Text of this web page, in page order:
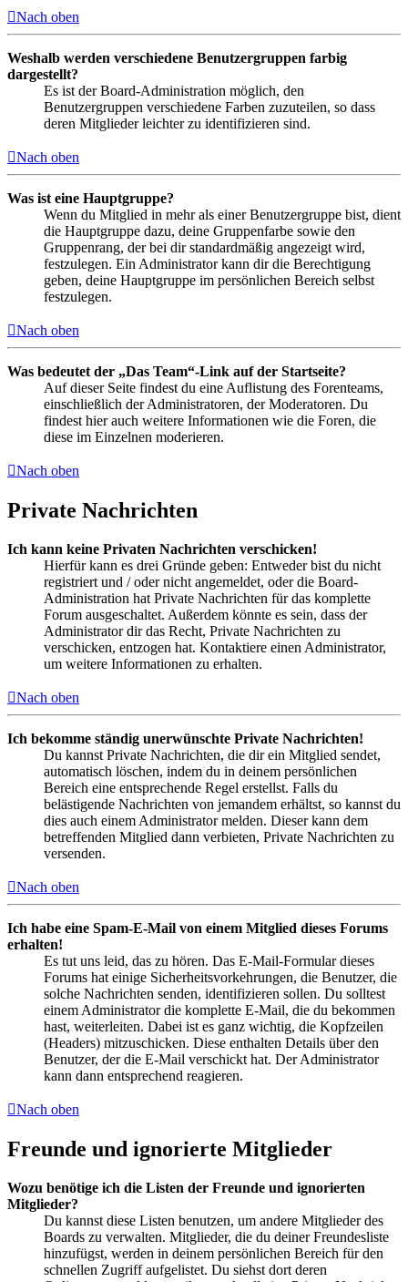
Nach oben
Weshalb werden verschiedene Benutzergruppen farbig
dargestellt?
Es ist der Board-Administration möglich, den
Benutzergruppen verschiedene Farben zuzuteilen, so dass
deren Mitglieder leichter zu identifizieren sind.
Nach oben
Was ist eine Hauptgruppe?
Wenn du Mitglied in mehr als einer Benutzergruppe bist, dient
die Hauptgruppe dazu, deine Gruppenfarbe sowie den
Gruppenrang, der bei dir standardmäßig angezeigt wird,
festzulegen. Ein Administrator kann dir die Berechtigung
geben, deine Hauptgruppe im persönlichen Bereich selbst
festzulegen.
Nach oben
Was bedeutet der „Das Team“-Link auf der Startseite?
Auf dieser Seite findest du eine Auflistung des Forenteams,
einschließlich der Administratoren, der Moderatoren. Du
findest hier auch weitere Informationen wie die Foren, die
diese im Einzelnen moderieren.
Nach oben
Private Nachrichten
Ich kann keine Privaten Nachrichten verschicken!
Hierfür kann es drei Gründe geben: Entweder bist du nicht
registriert und / oder nicht angemeldet, oder die Board-
Administration hat Private Nachrichten für das komplette
Forum ausgeschaltet. Außerdem könnte es sein, dass der
Administrator dir das Recht, Private Nachrichten zu
verschicken, entzogen hat. Kontaktiere einen Administrator,
um weitere Informationen zu erhalten.
Nach oben
Ich bekomme ständig unerwünschte Private Nachrichten!
Du kannst Private Nachrichten, die dir ein Mitglied sendet,
automatisch löschen, indem du in deinem persönlichen
Bereich eine entsprechende Regel erstellst. Falls du
belästigende Nachrichten von jemandem erhältst, so kannst du
dies auch einem Administrator melden. Dieser kann dem
betreffenden Mitglied dann verbieten, Private Nachrichten zu
versenden.
Nach oben
Ich habe eine Spam-E-Mail von einem Mitglied dieses Forums
erhalten!
Es tut uns leid, das zu hören. Das E-Mail-Formular dieses
Forums hat einige Sicherheitsvorkehrungen, die Benutzer, die
solche Nachrichten senden, identifizieren sollen. Du solltest
einem Administrator die komplette E-Mail, die du bekommen
hast, weiterleiten. Dabei ist es ganz wichtig, die Kopfzeilen
(Headers) mitzuschicken. Diese enthalten Details über den
Benutzer, der die E-Mail verschickt hat. Der Administrator
kann dann entsprechend reagieren.
Nach oben
Freunde und ignorierte Mitglieder
Wozu benötige ich die Listen der Freunde und ignorierten
Mitglieder?
Du kannst diese Listen benutzen, um andere Mitglieder des
Boards zu verwalten. Mitglieder, die du deiner Freundesliste
hinzufügst, werden in deinem persönlichen Bereich für den
schnellen Zugriff aufgelistet. Du siehst dort deren